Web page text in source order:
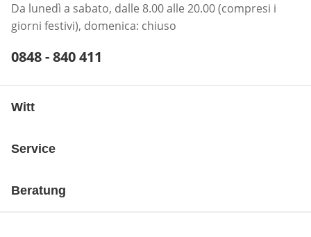
Da lunedì a sabato, dalle 8.00 alle 20.00 (compresi i
giorni festivi), domenica: chiuso
Telefonnummer:
0848 - 840 411
Witt
Service
Beratung